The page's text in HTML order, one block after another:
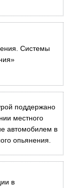
Системы
поддержано
местного
автомобилем в
опьянения.
в